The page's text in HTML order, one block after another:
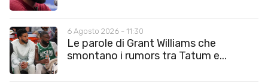
6 Agosto 2026 - 11:30
Le parole di Grant Williams che
smontano i rumors tra Tatum e...